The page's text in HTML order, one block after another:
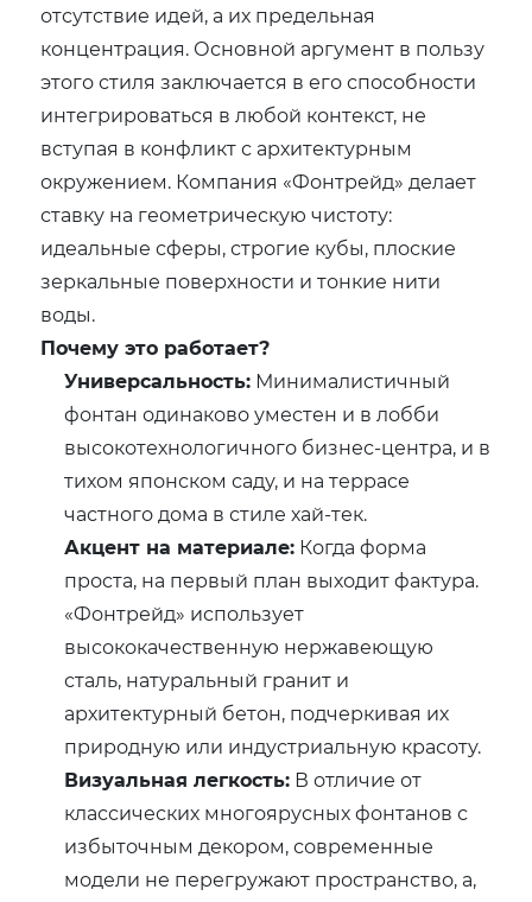
отсутствие идей, а их предельная
концентрация. Основной аргумент в пользу
этого стиля заключается в его способности
интегрироваться в любой контекст, не
вступая в конфликт с архитектурным
окружением. Компания «Фонтрейд» делает
ставку на геометрическую чистоту:
идеальные сферы, строгие кубы, плоские
зеркальные поверхности и тонкие нити
воды.
Почему это работает?
Универсальность: Минималистичный
фонтан одинаково уместен и в лобби
высокотехнологичного бизнес-центра, и в
тихом японском саду, и на террасе
частного дома в стиле хай-тек.
Акцент на материале: Когда форма
проста, на первый план выходит фактура.
«Фонтрейд» использует
высококачественную нержавеющую
сталь, натуральный гранит и
архитектурный бетон, подчеркивая их
природную или индустриальную красоту.
Визуальная легкость: В отличие от
классических многоярусных фонтанов с
избыточным декором, современные
модели не перегружают пространство, а,